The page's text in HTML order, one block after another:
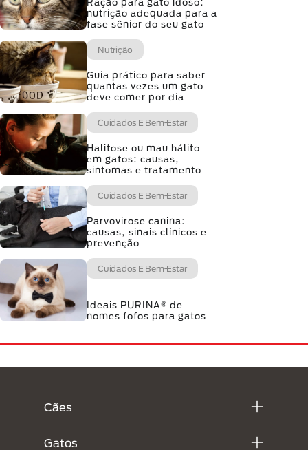
nutrição adequada para a
fase sênior do seu gato
Nutrição
Guia prático para saber
quantas vezes um gato
deve comer por dia
Cuidados E Bem-Estar
Halitose ou mau hálito
em gatos: causas,
sintomas e tratamento
Cuidados E Bem-Estar
Parvovirose canina:
causas, sinais clínicos e
prevenção
Cuidados E Bem-Estar
Ideais PURINA® de
nomes fofos para gatos
Cães
Gatos